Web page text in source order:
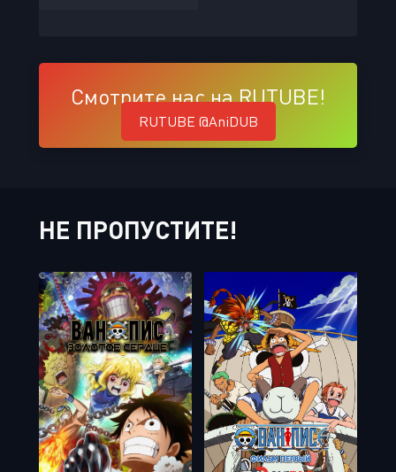
Смотрите нас на RUTUBE!
RUTUBE @AniDUB
НЕ ПРОПУСТИТЕ!